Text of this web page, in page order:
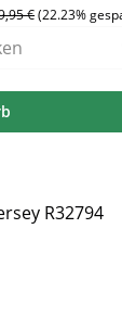
Preis:
€(22.23%